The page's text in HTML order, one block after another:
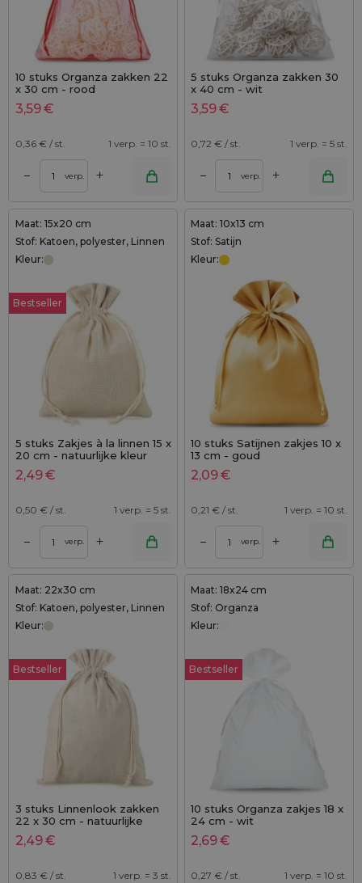
10 stuks Organza zakken 22
x 30 cm - rood
3,59€
0,36 € / st. 1 verp. = 10 st.
– verp. +
5 stuks Organza zakken 30
x 40 cm - wit
3,59€
0,72 € / st. 1 verp. = 5 st.
– verp. +
Maat: 15x20 cm
Stof: Katoen, polyester, Linnen
Kleur:
Bestseller
5 stuks Zakjes à la linnen 15 x
20 cm - natuurlijke kleur
2,49€
0,50 € / st. 1 verp. = 5 st.
– verp. +
Maat: 10x13 cm
Stof: Satijn
Kleur:
10 stuks Satijnen zakjes 10 x
13 cm - goud
2,09€
0,21 € / st. 1 verp. = 10 st.
– verp. +
Maat: 22x30 cm
Stof: Katoen, polyester, Linnen
Kleur:
Bestseller
3 stuks Linnenlook zakken
22 x 30 cm - natuurlijke
kleur
2,49€
0,83 € / st. 1 verp. = 3 st.
Maat: 18x24 cm
Stof: Organza
Kleur:
Bestseller
10 stuks Organza zakjes 18 x
24 cm - wit
2,69€
0,27 € / st. 1 verp. = 10 st.